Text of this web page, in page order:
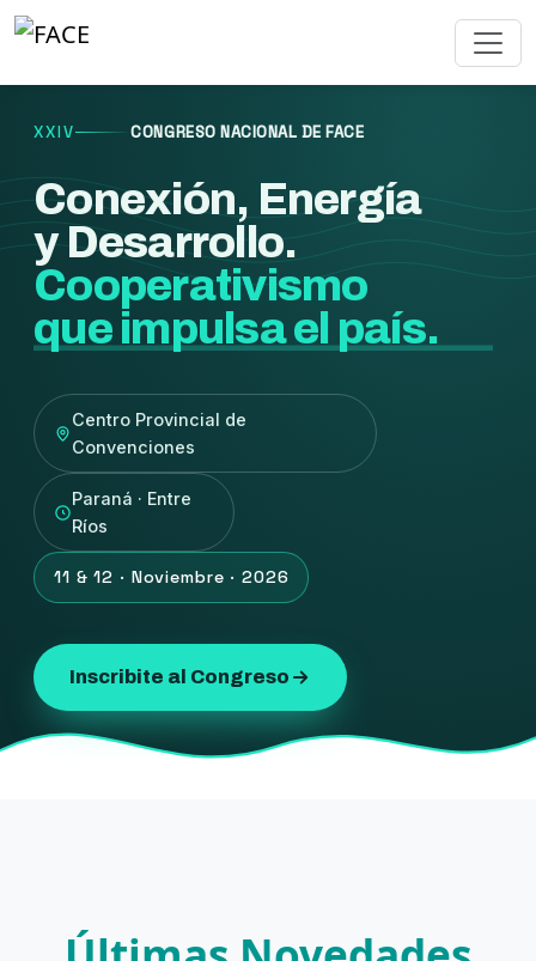
XXIV CONGRESO NACIONAL DE FACE
Conexión, Energía
y Desarrollo.
Cooperativismo
que impulsa el país.
Centro Provincial de
Convenciones
Paraná · Entre
Ríos
11 & 12 · Noviembre · 2026
Inscribite al Congreso